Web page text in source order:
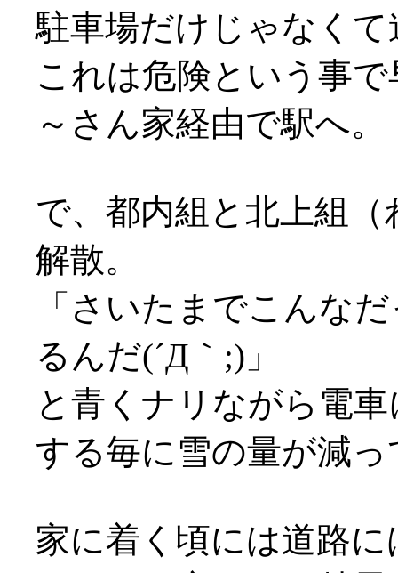
駐車場だけじゃなく
これは危険という事
～さん家経由で駅へ。
で、都内組と北上組
解散。
「さいたまでこんな
るんだ(´Д｀;)」
と青くナリながら電
する毎に雪の量が減
家に着く頃には道路